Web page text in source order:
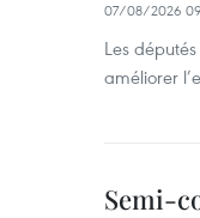
07/08/2026
Les
améliorer
Semi-